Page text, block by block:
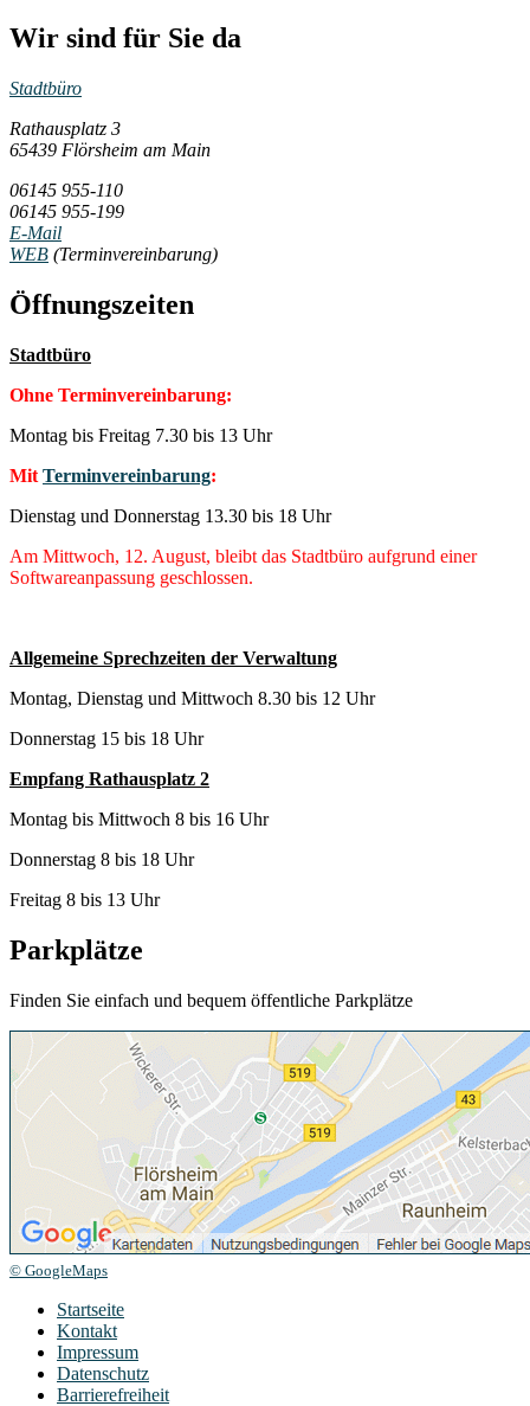
Wir sind für Sie da
Stadtbüro
Rathausplatz 3
65439 Flörsheim am Main
06145 955-110
06145 955-199
E-Mail
WEB (Terminvereinbarung)
Öffnungszeiten
Stadtbüro
Ohne Terminvereinbarung:
Montag bis Freitag 7.30 bis 13 Uhr
Mit Terminvereinbarung:
Dienstag und Donnerstag 13.30 bis 18 Uhr
Am Mittwoch, 12. August, bleibt das Stadtbüro aufgrund einer
Softwareanpassung geschlossen.
Allgemeine Sprechzeiten der Verwaltung
Montag, Dienstag und Mittwoch 8.30 bis 12 Uhr
Donnerstag 15 bis 18 Uhr
Empfang Rathausplatz 2
Montag bis Mittwoch 8 bis 16 Uhr
Donnerstag 8 bis 18 Uhr
Freitag 8 bis 13 Uhr
Parkplätze
Finden Sie einfach und bequem öffentliche Parkplätze
© GoogleMaps
Startseite
Kontakt
Impressum
Datenschutz
Barrierefreiheit